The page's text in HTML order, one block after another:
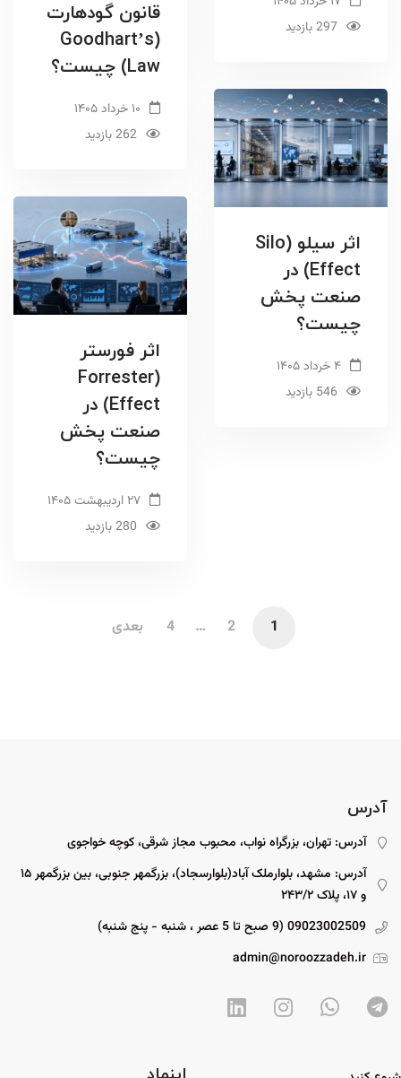
297 بازدید
قانون گودهارت
(Goodhart’s
Law) چیست؟
262 بازدید
اثر سیلو (Silo
Effect) در
صنعت پخش
چیست؟
546 بازدید
اثر فورستر
(Forrester
Effect) در
صنعت پخش
چیست؟
280 بازدید
1
2
…
4 بعدی
آدرس
آدرس: تهران، بزرگراه نواب، محبوب مجاز شرقی، کوچه خواجوی
آدرس: مشهد، بلوارملک آباد(بلوارسجاد)، بزرگمهر جنوبی، بین بزرگمهر ۱۵
و ۱۷، پلاک ۲۴۳/۲
09023002509 (9 صبح تا 5 عصر ، شنبه - پنج شنبه)
admin@noroozzadeh.ir